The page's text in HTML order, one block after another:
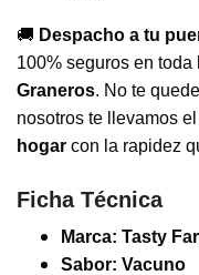
🚚 Despacho a tu
100% seguros en toda
Graneros. No te
nosotros te llevamos el
hogar con la rapidez
Ficha Técnica
Marca: Tasty
Sabor: Vacuno